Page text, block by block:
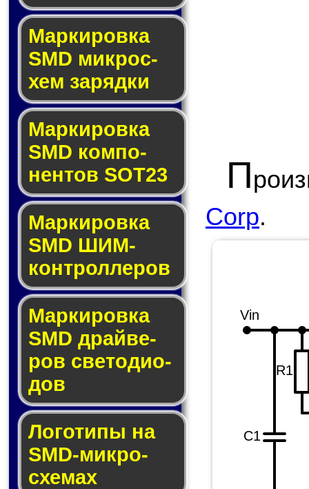
Маркировка
SMD мик­рос­
хем за­ряд­ки
Маркировка
SMD ком­по­
нен­тов SOT23
Маркировка
SMD ШИМ-
кон­трол­ле­ров
Маркировка
SMD драй­ве­
ров све­то­ди­о­
дов
Логотипы на
SMD-мик­ро­
схе­мах
П
Corp.
C1
Vin
R1